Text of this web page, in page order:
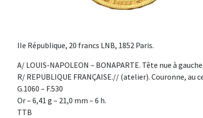
IIe République, 20 francs LNB, 1852 Paris.
A/ LOUIS-NAPOLEON – BONAPARTE. Tête nue à
R/ REPUBLIQUE FRANÇAISE.// (atelier). Couronne, au
G.1060 – F.530
Or – 6,41 g – 21,0 mm – 6 h.
TTB